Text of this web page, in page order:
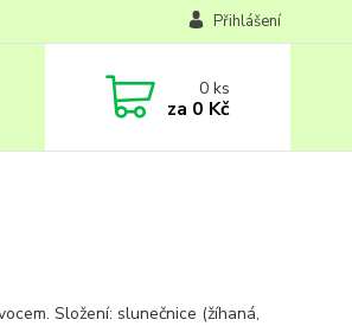
Přihlášení
0ks
za 0 Kč
Složení: slunečnice (žíhaná,